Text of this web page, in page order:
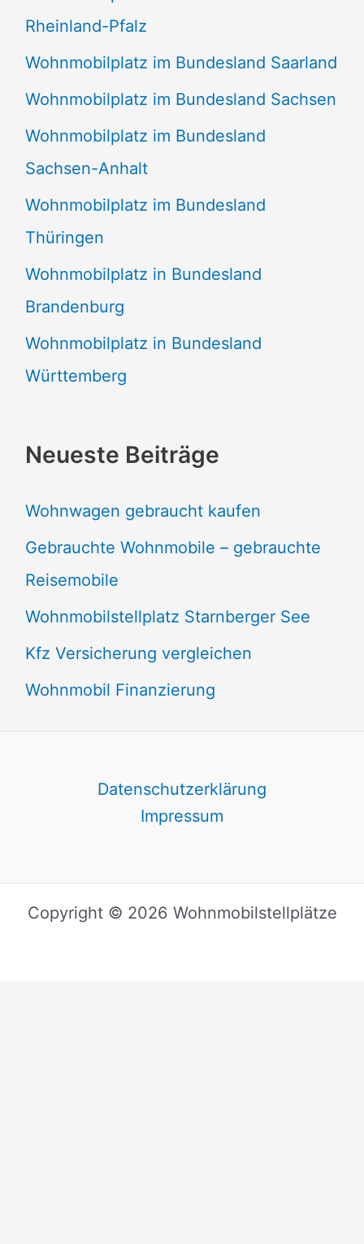
Rheinland-Pfalz
Wohnmobilplatz im Bundesland Saarland
Wohnmobilplatz im Bundesland Sachsen
Wohnmobilplatz im Bundesland
Sachsen-Anhalt
Wohnmobilplatz im Bundesland
Thüringen
Wohnmobilplatz in Bundesland
Brandenburg
Wohnmobilplatz in Bundesland
Württemberg
Neueste Beiträge
Wohnwagen gebraucht kaufen
Gebrauchte Wohnmobile – gebrauchte
Reisemobile
Wohnmobilstellplatz Starnberger See
Kfz Versicherung vergleichen
Wohnmobil Finanzierung
Datenschutzerklärung
Impressum
Copyright © 2026 Wohnmobilstellplätze